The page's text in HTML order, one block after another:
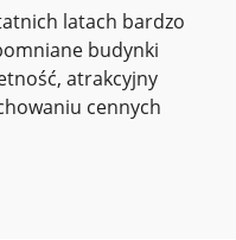
latach bardzo
budynki
atrakcyjny
cennych